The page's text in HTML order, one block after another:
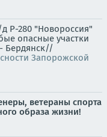
Р-280 "Новороссия"
опасные участки
Бердянск//
Запорожской
ветераны спорта
образа жизни!